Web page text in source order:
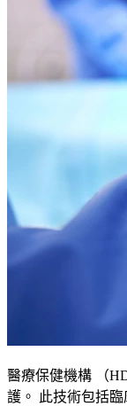
醫療保健機構 （
護。 此技術包括